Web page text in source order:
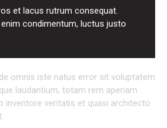
et lacus rutrum consequat.
condimentum, luctus justo
omnis iste natus error sit voluptatem
laudantium, totam rem aperiam
inventore veritatis et quasi architecto